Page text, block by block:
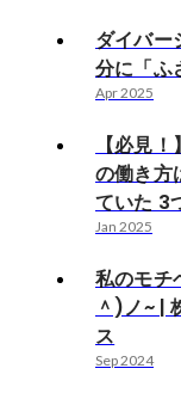
ダイバー
分に「ふ
Apr 2025
【必見
の働き方
ていた 3
Jan 2025
私のモチ
＾)ノ~ |
ス
Sep 2024